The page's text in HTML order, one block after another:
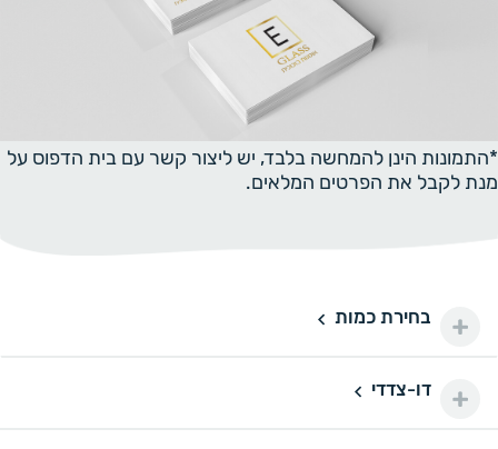
*התמונות הינן להמחשה בלבד, יש ליצור קשר עם בית הדפוס על
מנת לקבל את הפרטים המלאים.
100 100 יחידות
200 יחידות
110 ₪
בחירת כמות
דו-צדדידו-צדדי